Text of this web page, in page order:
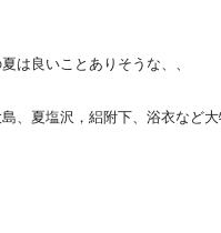
は良いことありそうな、、
、夏塩沢，絽附下、浴衣など